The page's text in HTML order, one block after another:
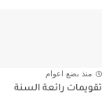
منذ بضع اعوام
تقويمات رائعة السنة